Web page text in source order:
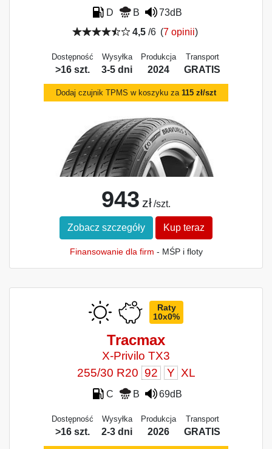
D B
73dB
4,5 /6 (7 opinii)
Dostępność
>16 szt.
Wysyłka
3-5 dni
Produkcja
2024
Transport
GRATIS
Dodaj czujnik TPMS w koszyku za 115 zł/szt
943 zł /szt.
Zobacz szczegóły Kup teraz
Finansowanie dla firm - MŚP i floty
Raty
10x0%
Tracmax
X-Privilo TX3
255/30 R20 92 Y XL
C B 69dB
Dostępność
>16 szt.
Wysyłka
2-3 dni
Produkcja
2026
Transport
GRATIS